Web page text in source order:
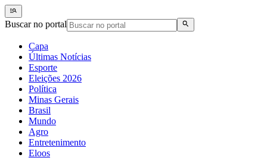
Buscar no portal
Capa
Últimas Notícias
Esporte
Eleições 2026
Política
Minas Gerais
Brasil
Mundo
Agro
Entretenimento
Eloos